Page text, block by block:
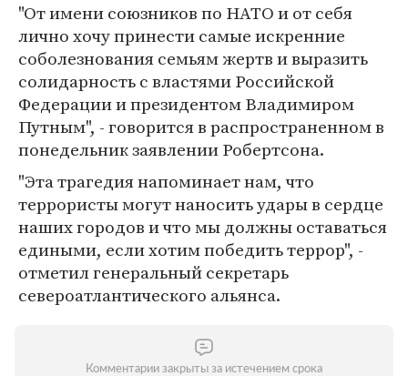
"От имени союзников по НАТО и от себя
лично хочу принести самые искренние
соболезнования семьям жертв и выразить
солидарность с властями Российской
Федерации и президентом Владимиром
Путным", - говорится в распространенном в
понедельник заявлении Робертсона.
"Эта трагедия напоминает нам, что
террористы могут наносить удары в сердце
наших городов и что мы должны оставаться
едиными, если хотим победить террор", -
отметил генеральный секретарь
североатлантического альянса.
Комментарии закрыты за истечением срока